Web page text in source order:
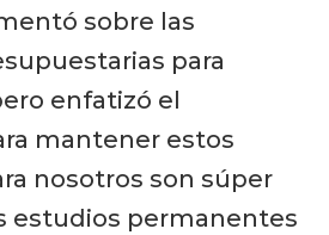
sobre las
para
enfatizó el
mantener estos
nosotros son súper
estudios permanentes